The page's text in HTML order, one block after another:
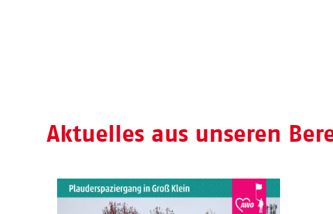
Aktuelles aus unseren